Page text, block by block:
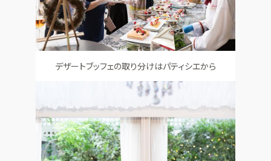
デザートブッフェの取り分けはパティシエから